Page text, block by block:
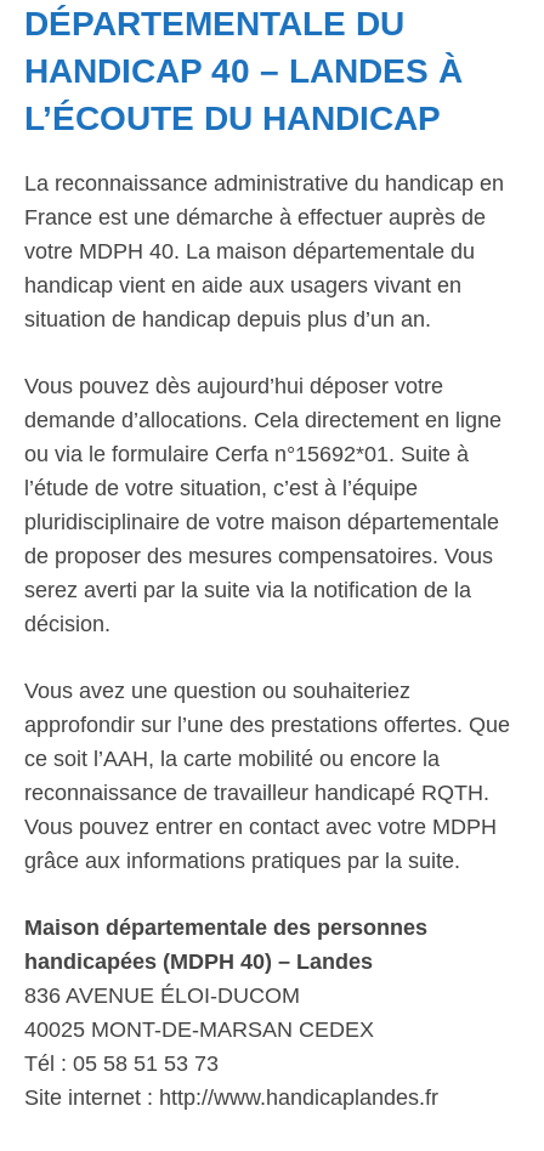
DÉPARTEMENTALE DU
HANDICAP 40 – LANDES À
L’ÉCOUTE DU HANDICAP
La reconnaissance administrative du handicap en
France est une démarche à effectuer auprès de
votre MDPH 40. La maison départementale du
handicap vient en aide aux usagers vivant en
situation de handicap depuis plus d’un an.
Vous pouvez dès aujourd’hui déposer votre
demande d’allocations. Cela directement en ligne
ou via le formulaire Cerfa n°15692*01. Suite à
l’étude de votre situation, c’est à l’équipe
pluridisciplinaire de votre maison départementale
de proposer des mesures compensatoires. Vous
serez averti par la suite via la notification de la
décision.
Vous avez une question ou souhaiteriez
approfondir sur l’une des prestations offertes. Que
ce soit l’AAH, la carte mobilité ou encore la
reconnaissance de travailleur handicapé RQTH.
Vous pouvez entrer en contact avec votre MDPH
grâce aux informations pratiques par la suite.
Maison départementale des personnes
handicapées (MDPH 40) – Landes
836 AVENUE ÉLOI-DUCOM
40025 MONT-DE-MARSAN CEDEX
Tél : 05 58 51 53 73
Site internet : http://www.handicaplandes.fr